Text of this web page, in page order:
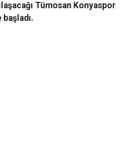
Tümosan Konyaspor
başladı.